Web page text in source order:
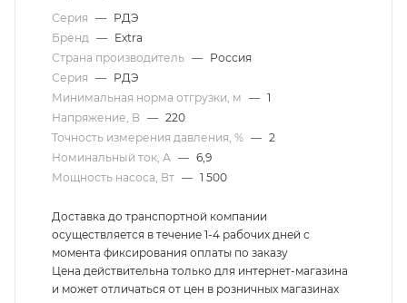
Серия — РДЭ
Бренд — Extra
Страна производитель — Россия
Серия — РДЭ
Минимальная норма отгрузки, м — 1
Напряжение, В — 220
Точность измерения давления, % — 2
Номинальный ток, А — 6,9
Мощность насоса, Вт — 1 500
Доставка до транспортной компании
осуществляется в течение 1-4 рабочих дней с
момента фиксирования оплаты по заказу
Цена действительна только для интернет-магазина
и может отличаться от цен в розничных магазинах